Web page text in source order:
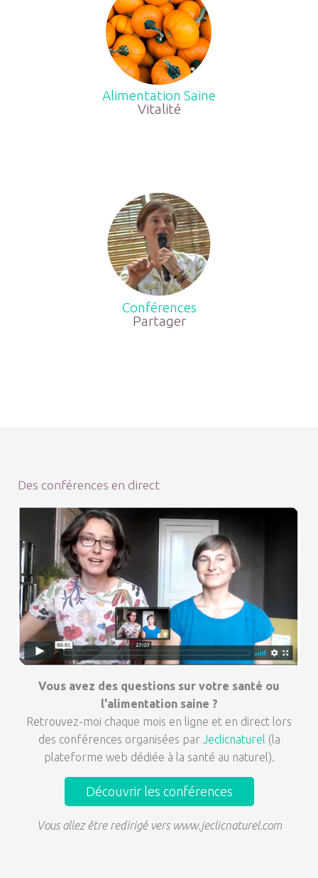
Alimentation Saine
Vitalité
Conférences
Partager
Des conférences en direct
Vous avez des questions sur votre santé ou
l'alimentation saine ?
Retrouvez-moi chaque mois en ligne et en direct lors
des conférences organisées par Jeclicnaturel (la
plateforme web dédiée à la santé au naturel).
Découvrir les conférences
Vous allez être redirigé vers www.jeclicnaturel.com